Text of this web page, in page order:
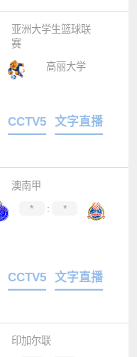
亚洲大学生篮球联
赛
高丽大学
CCTV5 文字直播
澳南甲
* :
*
CCTV5 文字直播
印加尔联